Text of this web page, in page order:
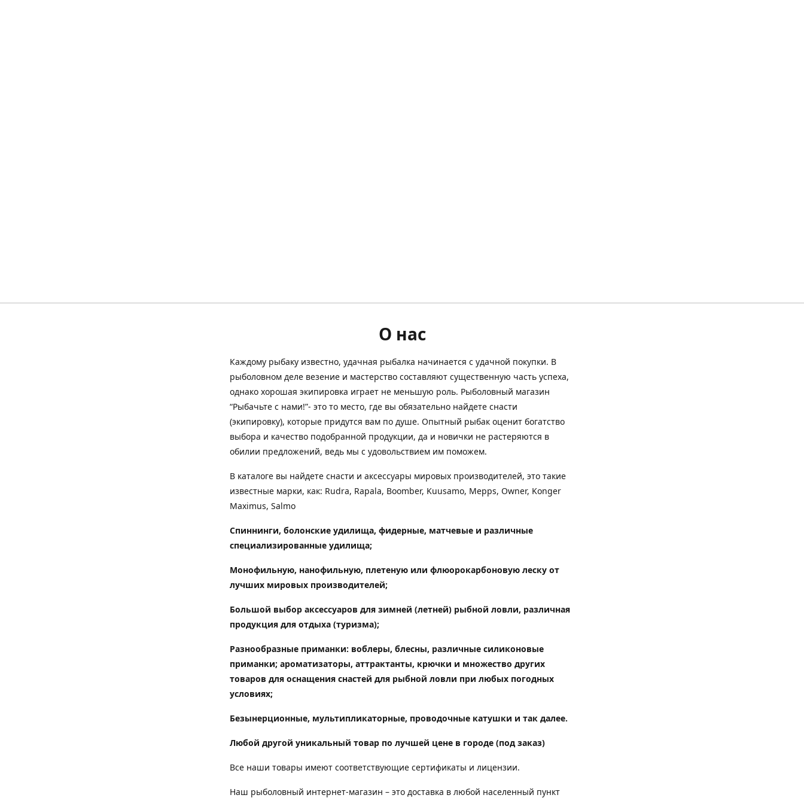
О нас
Каждому рыбаку известно, удачная рыбалка начинается с удачной покупки. В
рыболовном деле везение и мастерство составляют существенную часть успеха,
однако хорошая экипировка играет не меньшую роль. Рыболовный магазин
“Рыбачьте с нами!”- это то место, где вы обязательно найдете снасти
(экипировку), которые придутся вам по душе. Опытный рыбак оценит богатство
выбора и качество подобранной продукции, да и новички не растеряются в
обилии предложений, ведь мы с удовольствием им поможем.
В каталоге вы найдете снасти и аксессуары мировых производителей, это такие
известные марки, как: Rudra, Rapala, Boomber, Kuusamo, Mepps, Owner, Konger
Maximus, Salmo
Спиннинги, болонские удилища, фидерные, матчевые и различные
специализированные удилища;
Монофильную, нанофильную, плетеную или флюорокарбоновую леску от
лучших мировых производителей;
Большой выбор аксессуаров для зимней (летней) рыбной ловли, различная
продукция для отдыха (туризма);
Разнообразные приманки: воблеры, блесны, различные силиконовые
приманки; ароматизаторы, аттрактанты, крючки и множество других
товаров для оснащения снастей для рыбной ловли при любых погодных
условиях;
Безынерционные, мультипликаторные, проводочные катушки и так далее.
Любой другой уникальный товар по лучшей цене в городе (под заказ)
Все наши товары имеют соответствующие сертификаты и лицензии.
Наш рыболовный интернет-магазин – это доставка в любой населенный пункт